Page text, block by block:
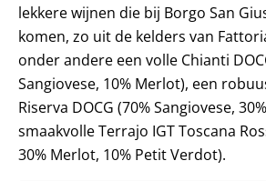
lekkere wijnen die bij Borgo San
komen, zo uit de kelders van
onder andere een volle Chianti
Sangiovese, 10% Merlot), een
Riserva DOCG (70% Sangiovese,
smaakvolle Terrajo IGT Toscana
30% Merlot, 10% Petit Verdot).